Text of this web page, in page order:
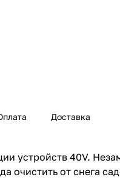
Доставка
устройств 40V.
очистить от снега